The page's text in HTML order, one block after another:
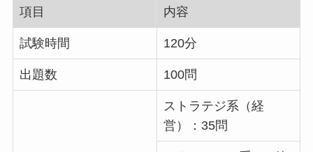
項目 内容
試験時間 120分
出題数 100問
ストラテジ系（経
営）：35問